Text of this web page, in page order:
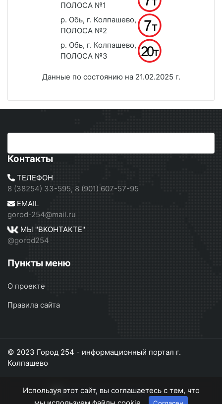
ПОЛОСА №1
р. Обь, г. Колпашево,
ПОЛОСА №2
р. Обь, г. Колпашево,
ПОЛОСА №3
Данные по состоянию на 21.02.2025 г.
Контакты
ТЕЛЕФОН
8 (38254) 33-595, 8 (901) 607-57-95
EMAIL
gorod-254@mail.ru
МЫ "ВКОНТАКТЕ"
@gorod254
Пункты меню
О проекте
Правила сайта
© 2023 Город 254 - информационный портал г.
Колпашево
Используя этот сайт, вы соглашаетесь с тем, что